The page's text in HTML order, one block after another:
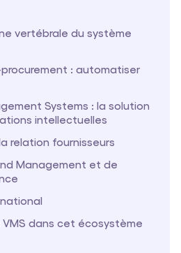
vertébrale du système
procurement : automatiser
Systems : la solution
intellectuelles
relation fournisseurs
Management et de
dans cet écosystème